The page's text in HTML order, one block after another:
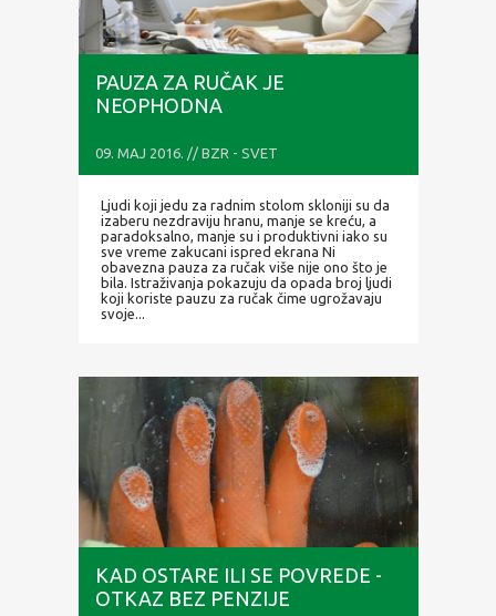
PAUZA ZA RUČAK JE
NEOPHODNA
09. MAJ 2016. // BZR - SVET
Ljudi koji jedu za radnim stolom skloniji su da
izaberu nezdraviju hranu, manje se kreću, a
paradoksalno, manje su i produktivni iako su
sve vreme zakucani ispred ekrana Ni
obavezna pauza za ručak više nije ono što je
bila. Istraživanja pokazuju da opada broj ljudi
koji koriste pauzu za ručak čime ugrožavaju
svoje...
KAD OSTARE ILI SE POVREDE -
OTKAZ BEZ PENZIJE